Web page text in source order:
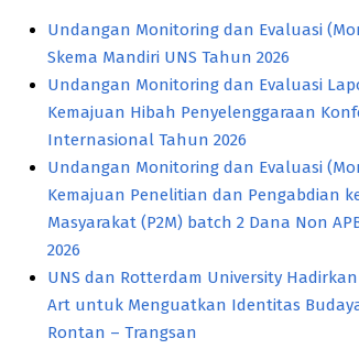
Undangan Monitoring dan Evaluasi
Skema Mandiri UNS Tahun 2026
Undangan Monitoring dan Evaluasi
Kemajuan Hibah Penyelenggaraan
Internasional Tahun 2026
Undangan Monitoring dan Evaluasi
Kemajuan Penelitian dan Pengabdian
Masyarakat (P2M) batch 2 Dana Non
2026
UNS dan Rotterdam University
Art untuk Menguatkan Identitas
Rontan – Trangsan